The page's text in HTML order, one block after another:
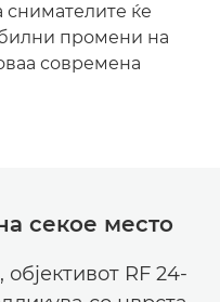
снимателите ќе
промени на
современа
секое место
RF 24-